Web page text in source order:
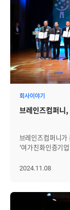
회사이야기
브레인즈컴퍼니
브레인즈컴퍼니가
'여가친화인증기업'으로 선
'여가친화기업' 인
단순히 혜택 제공
2024.11.08